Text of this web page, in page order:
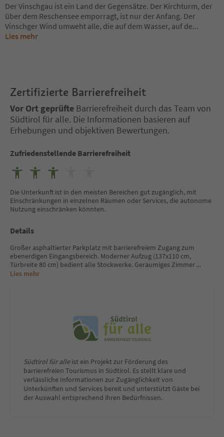
Der Vinschgau ist ein Land der Gegensätze. Der Kirchturm, der
über dem Reschensee emporragt, ist nur der Anfang. Der
Vinschger Wind umweht alle, die auf dem Wasser, auf de...
Lies mehr
Zertifizierte Barrierefreiheit
Vor Ort geprüfte Barrierefreiheit durch das Team von
Südtirol für alle. Die Informationen basieren auf
Erhebungen und objektiven Bewertungen.
Zufriedenstellende Barrierefreiheit
Die Unterkunft ist in den meisten Bereichen gut zugänglich, mit
Einschränkungen in einzelnen Räumen oder Services, die autonome
Nutzung einschränken könnten.
Details
Großer asphaltierter Parkplatz mit barrierefreiem Zugang zum
ebenerdigen Eingangsbereich. Moderner Aufzug (137x110 cm,
Türbreite 80 cm) bedient alle Stockwerke. Geräumiges Zimmer ...
Lies mehr
Südtirol für alleist ein Projekt zur Förderung des
barrierefreien Tourismus in Südtirol. Es stellt klare und
verlässliche Informationen zur Zugänglichkeit von
Unterkünften und Services bereit und unterstützt Gäste bei
der Auswahl entsprechend ihren Bedürfnissen.